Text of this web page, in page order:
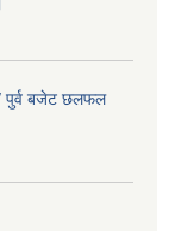
पुर्व बजेट छलफल